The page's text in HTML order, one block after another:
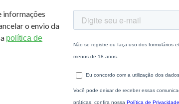
informações
o envio da
política de